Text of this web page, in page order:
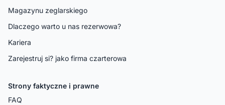
Magazynu zeglarskiego
Dlaczego warto u nas rezerwowa?
Kariera
Zarejestruj si? jako firma czarterowa
Strony faktyczne i prawne
FAQ